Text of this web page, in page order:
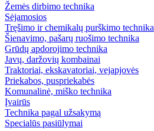
Žemės dirbimo technika
Sėjamosios
Tręšimo ir chemikalų purškimo technika
Šienavimo, pašarų ruošimo technika
Grūdų apdorojimo technika
Javų, daržovių kombainai
Traktoriai, ekskavatoriai, vejapjovės
Priekabos, puspriekabės
Komunalinė, miško technika
Įvairūs
Technika pagal užsakymą
Specialūs pasiūlymai